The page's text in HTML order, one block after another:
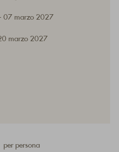
07 marzo 2027
marzo 2027
per persona